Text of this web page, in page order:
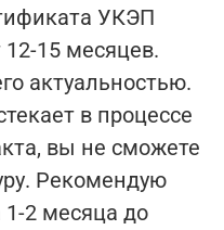
УКЭП
15 месяцев.
актуальностью.
в процессе
вы не сможете
Рекомендую
2 месяца до